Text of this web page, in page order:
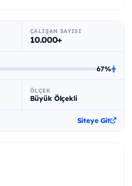
ÇALIŞAN SAYISI
10.000+
67%
ÖLÇEK
Büyük Ölçekli
Siteye Git